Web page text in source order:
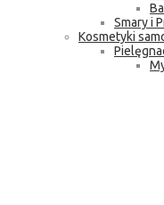
Smary i
Kosmetyki